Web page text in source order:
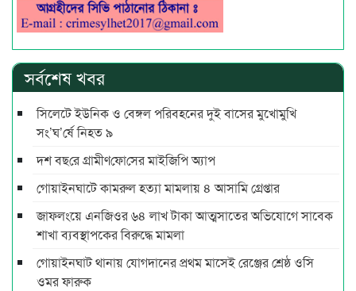
সর্বশেষ খবর
সিলেটে ইউনিক ও বেঙ্গল পরিবহনের দুই বাসের মুখোমুখি
সং’ঘ’র্ষে নিহত ৯
দশ বছ‌রে গ্রামীণ‌ফো‌সের মাইজিপি অ্যাপ
গোয়াইনঘাটে কামরুল হত্যা মামলায় ৪ আসামি গ্রেপ্তার
জাফলংয়ে এনজিওর ৬৪ লাখ টাকা আত্মসাতের অভিযোগে সাবেক
শাখা ব্যবস্থাপকের বিরুদ্ধে মামলা
গোয়াইনঘাট থানায় যোগদানের প্রথম মাসেই রেঞ্জের শ্রেষ্ঠ ওসি
ওমর ফারুক